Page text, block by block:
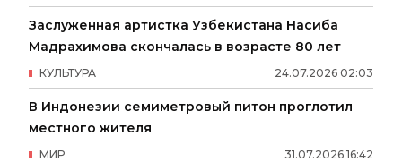
Заслуженная артистка Узбекистана Насиба
Мадрахимова скончалась в возрасте 80 лет
24.07.2026 02:03
КУЛЬТУРА
В Индонезии семиметровый питон проглотил
местного жителя
31.07.2026 16:42
МИР